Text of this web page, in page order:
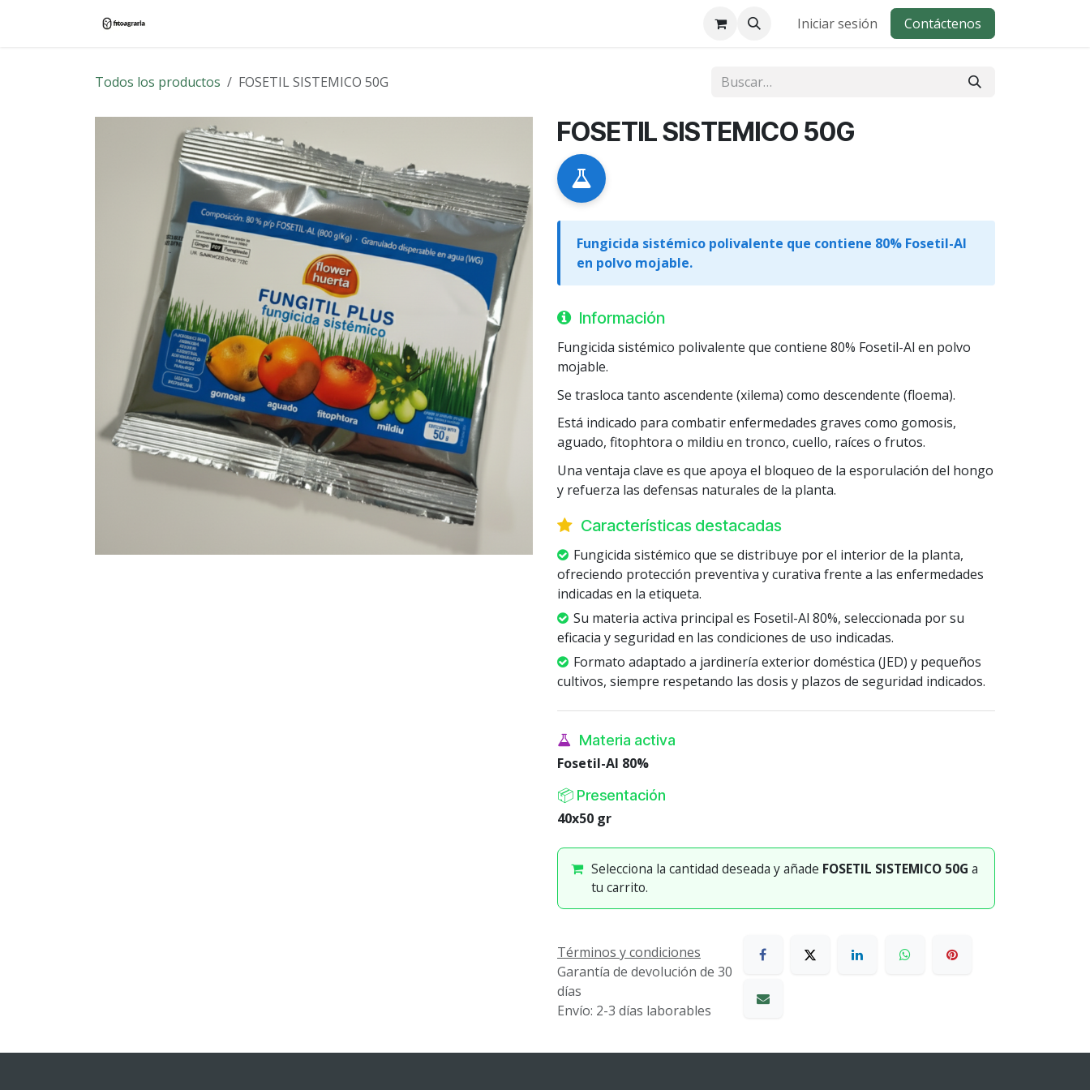
Iniciar sesión Contáctenos
Todos los productos FOSETIL SISTEMICO 50G
FOSETIL SISTEMICO 50G
Fungicida sistémico polivalente que contiene 80% Fosetil-Al
en polvo mojable.
Información
Fungicida sistémico polivalente que contiene 80% Fosetil-Al en polvo
mojable.
Se trasloca tanto ascendente (xilema) como descendente (floema).
Está indicado para combatir enfermedades graves como gomosis,
aguado, fitophtora o mildiu en tronco, cuello, raíces o frutos.
Una ventaja clave es que apoya el bloqueo de la esporulación del hongo
y refuerza las defensas naturales de la planta.
Características destacadas
Fungicida sistémico que se distribuye por el interior de la planta,
ofreciendo protección preventiva y curativa frente a las enfermedades
indicadas en la etiqueta.
Su materia activa principal es Fosetil-Al 80%, seleccionada por su
eficacia y seguridad en las condiciones de uso indicadas.
Formato adaptado a jardinería exterior doméstica (JED) y pequeños
cultivos, siempre respetando las dosis y plazos de seguridad indicados.
Materia activa
Fosetil-Al 80%
📦 Presentación
40x50 gr
Selecciona la cantidad deseada y añade FOSETIL SISTEMICO 50G a
tu carrito.
Términos y condiciones
Garantía de devolución de 30
días
Envío: 2-3 días laborables